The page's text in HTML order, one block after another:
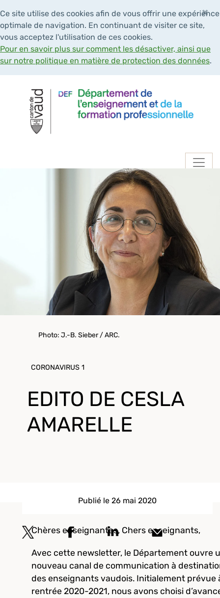
Ce site utilise des cookies afin de vous offrir une expérience
optimale de navigation. En continuant de visiter ce site,
vous acceptez l'utilisation de ces cookies.
Pour en savoir plus sur comment les désactiver, ainsi que
sur notre politique en matière de protection des données.
×
Photo: J.-B. Sieber / ARC.
CORONAVIRUS 1
EDITO DE CESLA
AMARELLE
Publié le 26 mai 2020
Chères enseignantes, Chers enseignants,
Avec cette newsletter, le Département ouvre
nouveau canal de communication à
des enseignants vaudois. Initialement prévue
rentrée 2020-2021, nous avons choisi